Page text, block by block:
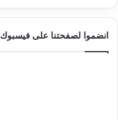
انضموا لصفحتنا على فيسبوك